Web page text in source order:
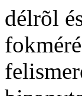
délrõl